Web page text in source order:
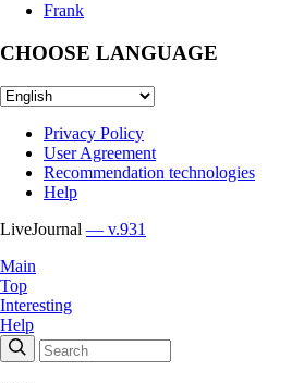
Frank
CHOOSE LANGUAGE
Privacy Policy
User Agreement
Recommendation technologies
Help
LiveJournal — v.931
Main
Top
Interesting
Help